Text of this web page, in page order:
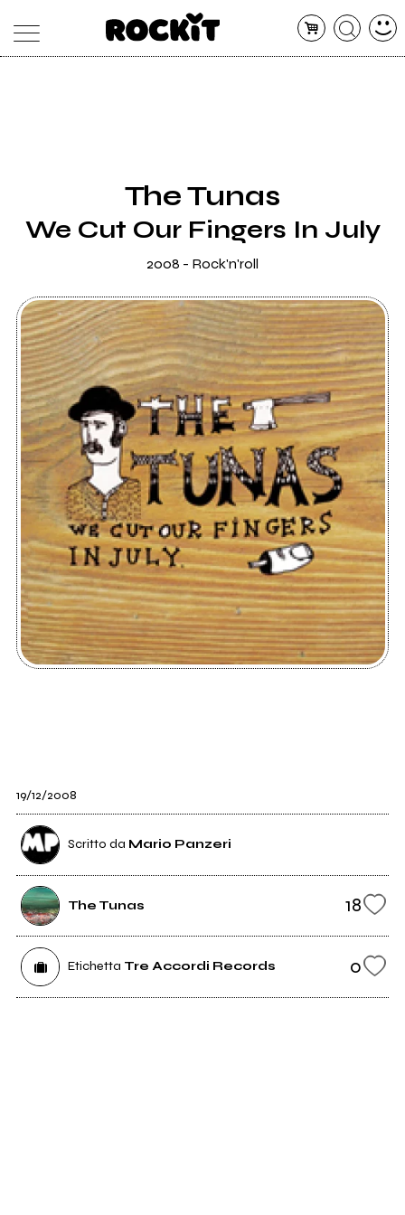
RADIO
The Tunas
We Cut Our Fingers In July
2008 - Rock'n'roll
19/12/2008
Scritto da Mario Panzeri
The Tunas 18
Etichetta Tre Accordi Records 0